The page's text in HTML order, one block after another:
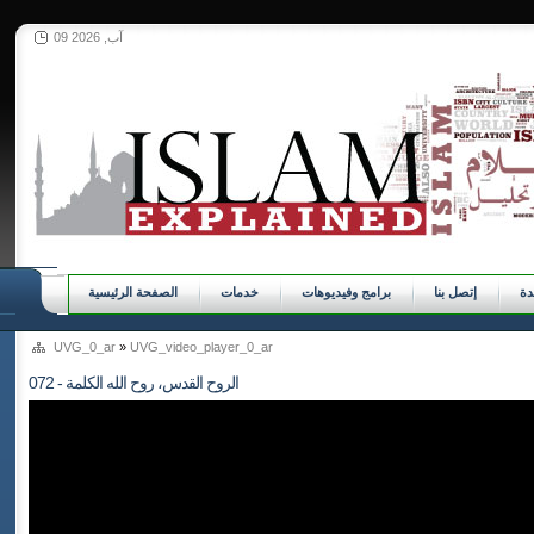
09 آب, 2026
الصفحة الرئيسية خدمات برامج وفيديوهات إتصل بنا
UVG_0_ar » UVG_video_player_0_ar
072 - الروح القدس، روح الله الكلمة